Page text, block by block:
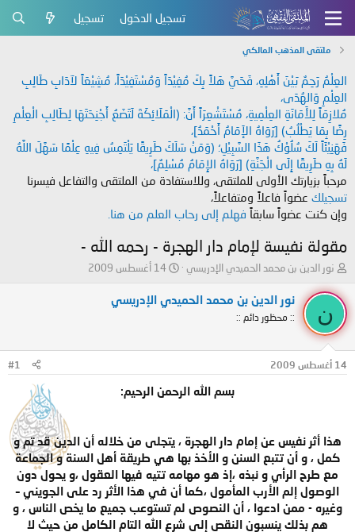
تسجيل الدخول تسجيل
ملتقى المذهب المالكي
العِلْمُ رَحِمٌ بَيْنَ أَهْلِهِ، فَحَيَّ هَلاً بِكَ مُفِيْدَاً وَمُسْتَفِيْدَاً، مُشِيْعَاً لآدَابِ طَالِبِ
العِلْمِ وَالهُدَى،
مُلازِمَاً لِلأَمَانَةِ العِلْمِيةِ، مُسْتَشْعِرَاً أَنَّ: (الْمَلَائِكَةَ لَتَضَعُ أَجْنِحَتَهَا لِطَالِبِ الْعِلْمِ
رِضًا بِمَا يَطْلُبُ) [رَوَاهُ الإَمَامُ أَحْمَدُ]،
فَهَنِيْئَاً لَكَ سُلُوْكُ هَذَا السَّبِيْلِ؛ (وَمَنْ سَلَكَ طَرِيقًا يَلْتَمِسُ فِيهِ عِلْمًا سَهَّلَ اللَّهُ
لَهُ بِهِ طَرِيقًا إِلَى الْجَنَّةِ) [رَوَاهُ الإِمَامُ مُسْلِمٌ]،
مرحباً بزيارتك الأولى للملتقى، وللاستفادة من الملتقى والتفاعل فيسرنا
تسجيلك عضواً فاعلاً ومتفاعلاً،
وإن كنت عضواً سابقاً فهلم إلى رحاب العلم من هنا.
مقولة نفيسة لإمام دار الهجرة - رحمه الله -
ب
د
ل
م
و
نور الدين بن محمد الحميدي الإدريسي
ت
ي
ل
ء
14 أغسطس 2009
ن
نور الدين بن محمد الحميدي الإدريسي
:: محظور دائم ::
14 أغسطس 2009 #1
بسم الله الرحمن الرحيم:
هذا أثر نفيس عن إمام دار الهجرة ، يتجلى من خلاله أن الدين قد تم و
كمل ، و أن تتبع السنن و الأخذ بها هي طريقة أهل السنة و الجماعة
مع طرح الرأي و نبذه ،إذ هو مهامه تتيه فيها العقول ،و يحول دون
الوصول إلم الأرب المأمول ،كما أن في هذا الأثر رد على الجويني –
وغيره - ممن ادعوا ، أن النصوص لم تستوعب جميع ما يخص الناس ، و
هم بذلك ينسبون النقص إلى شرع الله التام الكامل من حيث لا